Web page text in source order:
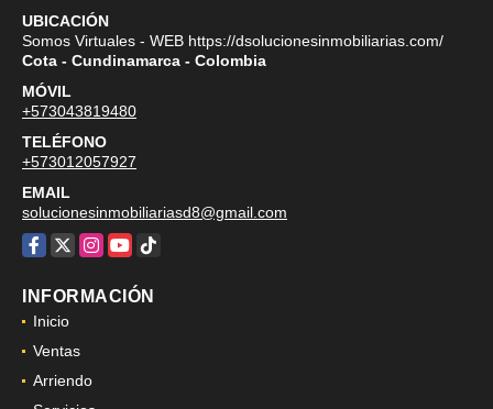
UBICACIÓN
Somos Virtuales - WEB https://dsolucionesinmobiliarias.com/
Cota - Cundinamarca - Colombia
MÓVIL
+573043819480
TELÉFONO
+573012057927
EMAIL
solucionesinmobiliariasd8@gmail.com
Facebook
X Instagram
YouTube
TikTok
INFORMACIÓN
Inicio
Ventas
Arriendo